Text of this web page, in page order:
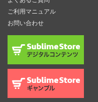
ご利用マニュアル
お問い合わせ